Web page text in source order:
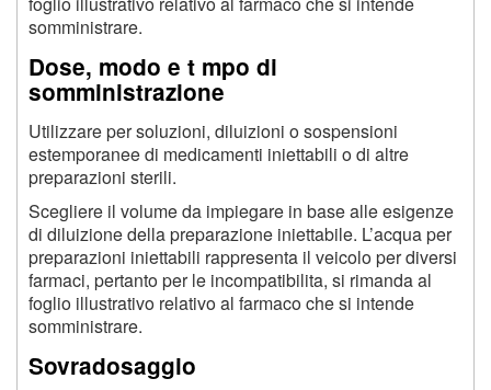
somministrare.
Dose, modo e t mpo di
somministrazione
Utilizzare per soluzioni, diluizioni o sospensioni
estemporanee di medicamenti iniettabili o di altre
preparazioni sterili.
Scegliere il volume da impiegare in base alle esigenze
di diluizione della preparazione iniettabile. L’acqua per
preparazioni iniettabili rappresenta il veicolo per diversi
farmaci, pertanto per le incompatibilita, si rimanda al
foglio illustrativo relativo al farmaco che si intende
somministrare.
Sovradosaggio